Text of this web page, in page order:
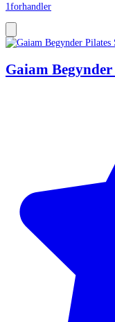
1forhandler
Gaiam